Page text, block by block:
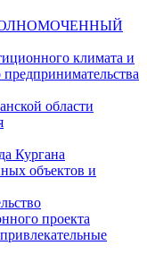
климата и
области
Кургана
объектов и
проекта